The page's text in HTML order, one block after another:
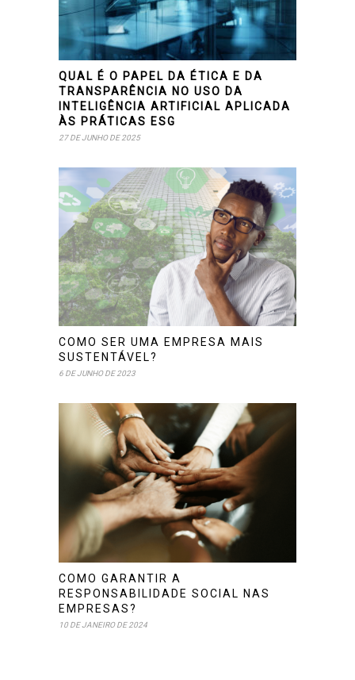
QUAL É O PAPEL DA ÉTICA E DA
TRANSPARÊNCIA NO USO DA
INTELIGÊNCIA ARTIFICIAL APLICADA
ÀS PRÁTICAS ESG
27 DE JUNHO DE 2025
COMO SER UMA EMPRESA MAIS
SUSTENTÁVEL?
6 DE JUNHO DE 2023
COMO GARANTIR A
RESPONSABILIDADE SOCIAL NAS
EMPRESAS?
10 DE JANEIRO DE 2024